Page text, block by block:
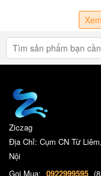
Ziczag
Địa Chỉ: Cụm CN Từ
Nội
Gọi Mua: 0922999595